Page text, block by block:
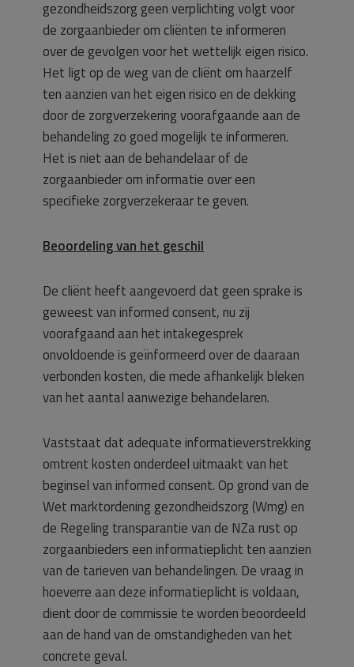
gezondheidszorg geen verplichting volgt voor
de zorgaanbieder om cliënten te informeren
over de gevolgen voor het wettelijk eigen risico.
Het ligt op de weg van de cliënt om haarzelf
ten aanzien van het eigen risico en de dekking
door de zorgverzekering voorafgaande aan de
behandeling zo goed mogelijk te informeren.
Het is niet aan de behandelaar of de
zorgaanbieder om informatie over een
specifieke zorgverzekeraar te geven.
Beoordeling van het geschil
De cliënt heeft aangevoerd dat geen sprake is
geweest van informed consent, nu zij
voorafgaand aan het intakegesprek
onvoldoende is geïnformeerd over de daaraan
verbonden kosten, die mede afhankelijk bleken
van het aantal aanwezige behandelaren.
Vaststaat dat adequate informatieverstrekking
omtrent kosten onderdeel uitmaakt van het
beginsel van informed consent. Op grond van de
Wet marktordening gezondheidszorg (Wmg) en
de Regeling transparantie van de NZa rust op
zorgaanbieders een informatieplicht ten aanzien
van de tarieven van behandelingen. De vraag in
hoeverre aan deze informatieplicht is voldaan,
dient door de commissie te worden beoordeeld
aan de hand van de omstandigheden van het
concrete geval.